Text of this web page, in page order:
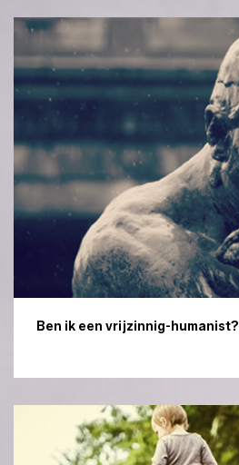
Ben ik een vrijzinnig-humanist?